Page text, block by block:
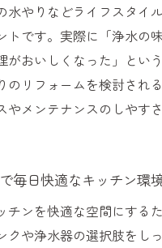
水やりなどライフスタイ
トです。実際に「浄水の
がおいしくなった」とい
のリフォームを検討され
やメンテナンスのしやす
毎日快適なキッチン環
チンを快適な空間にする
クや浄水器の選択肢をし